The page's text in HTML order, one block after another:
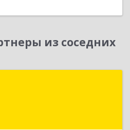
из соседних
обл, Екатеринбург г,